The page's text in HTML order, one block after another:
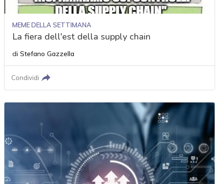
MEME DELLA SETTIMANA
La fiera dell'est della supply chain
di Stefano Gazzella
Condividi